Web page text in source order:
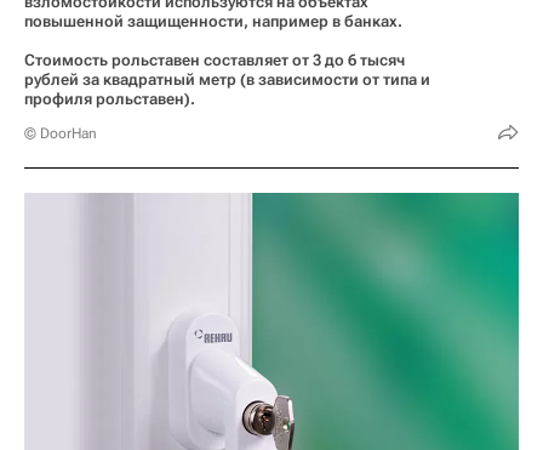
повышенной защищенности, например в банках.
Стоимость рольставен составляет от 3 до 6 тысяч
рублей за квадратный метр (в зависимости от типа и
профиля рольставен).
© DoorHan